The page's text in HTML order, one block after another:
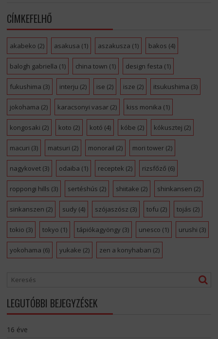
CÍMKEFELHŐ
akabeko (2) asakusa (1) aszakusza (1) bakos (4)
balogh gabriella (1) china town (1) design festa (1)
fukushima (3) interju (2) ise (2) isze (2) itsukushima (3)
jokohama (2) karacsonyi vasar(2) kiss monika (1)
kongosaki (2) koto (2) kotó (4) kóbe (2) kókusztej (2)
macuri (3) matsuri (2) monorail (2) mori tower(2)
nagykovet(3) odaiba (1) receptek (2) rizsfőző (6)
roppongi hills (3) sertéshús (2) shiitake (2) shinkansen (2)
sinkanszen (2) sudy (4) szójaszósz (3) tofu (2) tojás (2)
tokio (3) tokyo (1) tápiókagyöngy (3) unesco (1) urushi (3)
yokohama (6) yukake (2) zen a konyhaban (2)
LEGUTÓBBI BEJEGYZÉSEK
16 éve